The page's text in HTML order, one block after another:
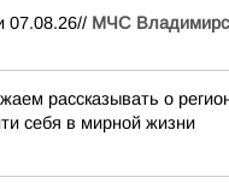
07.08.26// МЧС
рассказывать о
себя в мирной жизни